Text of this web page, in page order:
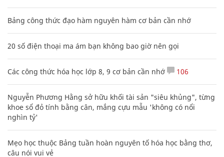
Bảng công thức đạo hàm nguyên hàm cơ bản cần nhớ
20 số điện thoại ma ám bạn không bao giờ nên gọi
Các công thức hóa học lớp 8, 9 cơ bản cần nhớ 106
Nguyễn Phương Hằng sở hữu khối tài sản "siêu khủng", từng
khoe sổ đỏ tính bằng cân, mắng cựu mẫu 'không có nổi
nghìn tỷ'
Mẹo học thuộc Bảng tuần hoàn nguyên tố hóa học bằng thơ,
câu nói vui vẻ